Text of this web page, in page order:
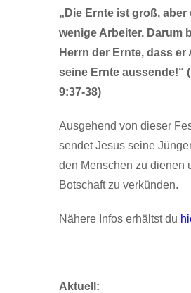
„Die Ernte ist groß, aber
wenige Arbeiter. Darum
Herrn der Ernte, dass er
seine Ernte aussende!“
9:37-38)
Ausgehend von dieser
sendet Jesus seine
den Menschen zu dienen
Botschaft zu verkünden.
Nähere Infos erhältst du
Aktuell: